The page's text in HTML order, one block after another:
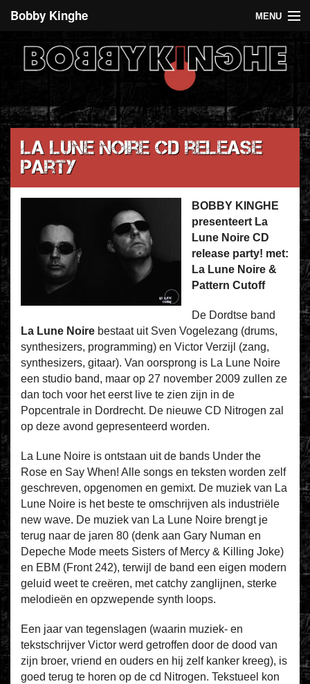
Bobby Kinghe MENU
Recent
De 5 euro club
Over Bobby Kinghe
Contact
La Lune Noire CD release
party
BOBBY KINGHE
presenteert La
Lune Noire CD
release party! met:
La Lune Noire &
Pattern Cutoff
De Dordtse band
La Lune Noire bestaat uit Sven Vogelezang (drums,
synthesizers, programming) en Victor Verzijl (zang,
synthesizers, gitaar). Van oorsprong is La Lune Noire
een studio band, maar op 27 november 2009 zullen ze
dan toch voor het eerst live te zien zijn in de
Popcentrale in Dordrecht. De nieuwe CD Nitrogen zal
op deze avond gepresenteerd worden.
La Lune Noire is ontstaan uit de bands Under the
Rose en Say When! Alle songs en teksten worden zelf
geschreven, opgenomen en gemixt. De muziek van La
Lune Noire is het beste te omschrijven als industriële
new wave. De muziek van La Lune Noire brengt je
terug naar de jaren 80 (denk aan Gary Numan en
Depeche Mode meets Sisters of Mercy & Killing Joke)
en EBM (Front 242), terwijl de band een eigen modern
geluid weet te creëren, met catchy zanglijnen, sterke
melodieën en opzwepende synth loops.
Een jaar van tegenslagen (waarin muziek- en
tekstschrijver Victor werd getroffen door de dood van
zijn broer, vriend en ouders en hij zelf kanker kreeg), is
goed terug te horen op de cd Nitrogen. Tekstueel kon